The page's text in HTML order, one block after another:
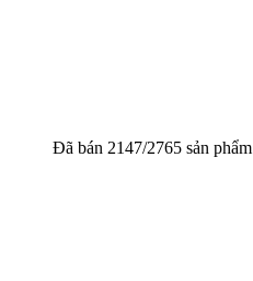
Đã bán 2147/2765 sản phẩm